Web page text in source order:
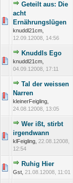
Geteilt aus: Die
acht
Ernährungslügen
knuddl21cm,
12.09.12008, 14:56
Knuddls Ego
knuddl21cm,
04.09.12008, 17:11
Tal der weissen
Narren
kleinerFeigling,
24.08.12008, 13:05
Wer ißt, stirbt
irgendwann
klFeigling, 22.08.12008,
12:54
Ruhig Hier
Gst, 21.08.12008, 11:01